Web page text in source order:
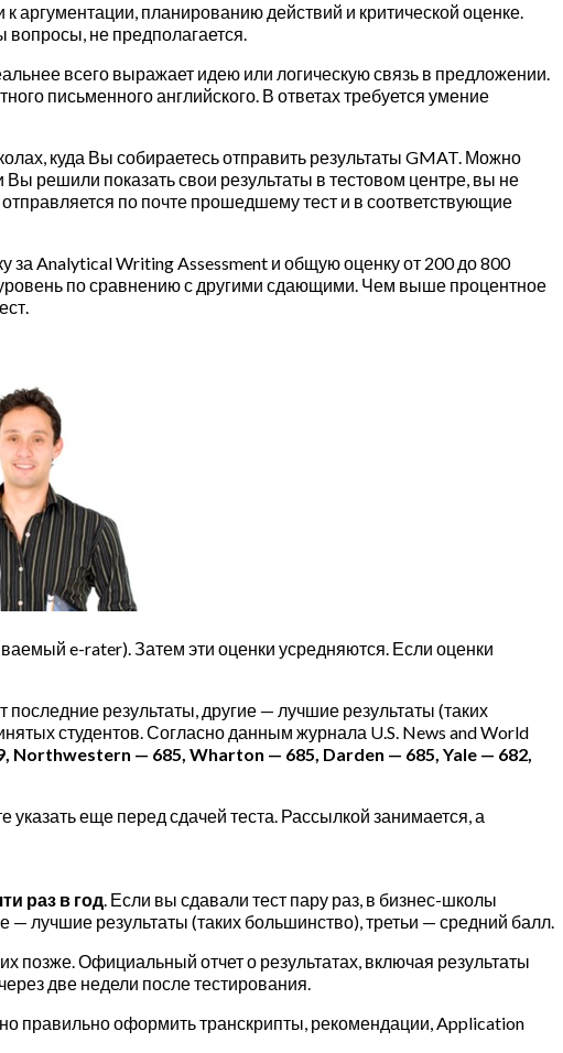
аргументации, планированию действий и критической оценке.
не предполагается.
всего выражает идею или логическую связь в предложении.
письменного английского. В ответах требуется умение
куда Вы собираетесь отправить результаты GMAT. Можно
решили показать свои результаты в тестовом центре, вы не
по почте прошедшему тест и в соответствующие
за Analytical Writing Assessment и общую оценку от 200 до 800
по сравнению с другими сдающими. Чем выше процентное
e-rater). Затем эти оценки усредняются. Если оценки
результаты, другие — лучшие результаты (таких
студентов. Согласно данным журнала U.S. News and World
Northwestern — 685, Wharton — 685, Darden — 685, Yale — 682,
еще перед сдачей теста. Рассылкой занимается, а
раз в год. Если вы сдавали тест пару раз, в бизнес-школы
лучшие результаты (таких большинство), третьи — средний балл.
позже. Официальный отчет о результатах, включая результаты
две недели после тестирования.
правильно оформить транскрипты, рекомендации, Application